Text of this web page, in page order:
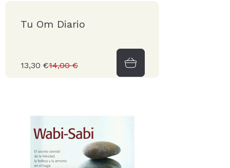
Tu Om Diario
13,30 €14,00 €